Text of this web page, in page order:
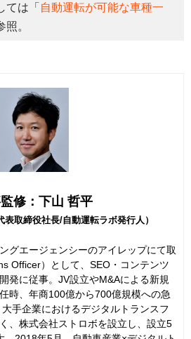
ては「 自動運転が可能な車種一
照。
修：下山 哲平
表取締役社長/自動運転ラボ発行人）
グエージェンシーのアイレップにて取
Officer）として、SEO・コンテンツ
発に従事。JV設立やM&Aによる新規
時、年商100億から700億規模への急
手企業におけるデジタルトランスフ
、株式会社ストロボを設立し、設立5